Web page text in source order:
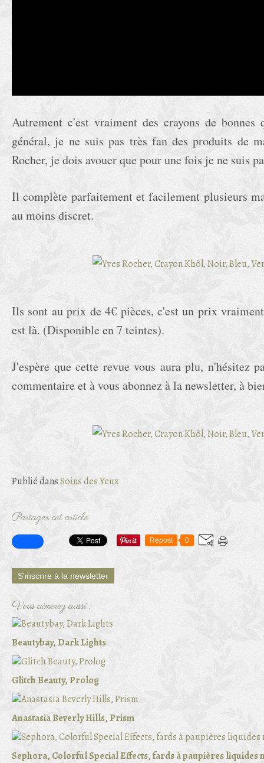
Autrement c'est vraiment des crayons de
général, je ne suis pas très fan des produits de
Rocher, je dois avouer que pour une fois je ne suis
Il complète parfaitement et facilement plusieurs
au moins discret.
Ils sont au prix de 4€ pièces, c'est un prix
est là. (Disponible en 7 teintes).
J'espère que cette revue vous aura plu, n'hésitez
commentaire et à vous abonnez à la newsletter, à
Publié dansSoins des Yeux
Partager cet article
Repost 0
S'inscrire à la newsletter
Vous aimerez aussi :
Beautybay, Dark Lights
Glitch Beauty, Prolog
Anastasia Beverly Hills, Prism
Sephora, Colorful Special Effects, fards à paupières liquides